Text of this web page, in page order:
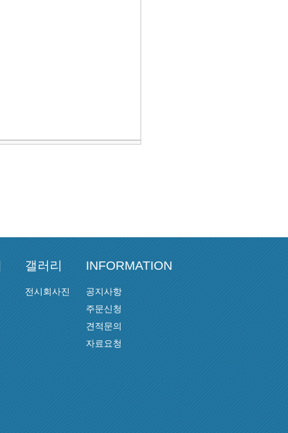
갤러리
전시회사진
INFORMATION
공지사항
주문신청
견적문의
자료요청